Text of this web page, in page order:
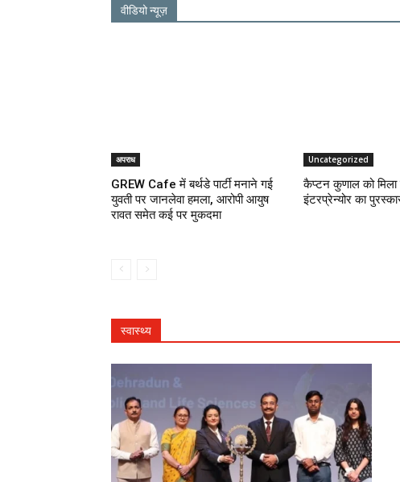
वीडियो न्यूज़
अपराध
GREW Cafe में बर्थडे पार्टी मनाने गई
युवती पर जानलेवा हमला, आरोपी आयुष
रावत समेत कई पर मुकदमा
Uncategorized
कैप्टन कुणाल को मिला
इंटरप्रेन्योर का
स्वास्थ्य